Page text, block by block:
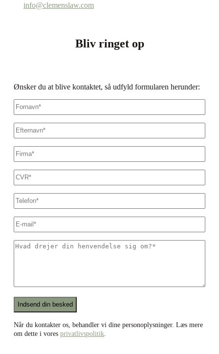
info@clemenslaw.com
Bliv ringet op
Ønsker du at blive kontaktet, så udfyld formularen herunder:
Fornavn*
Efternavn*
Firmanavn
CVR*
Dit
telefonnummer
E-
mail*
Hvad
om?
*Recaptcha
Når du kontakter os, behandler vi dine personoplysninger. Læs mere
om dette i vores privatlivspolitik